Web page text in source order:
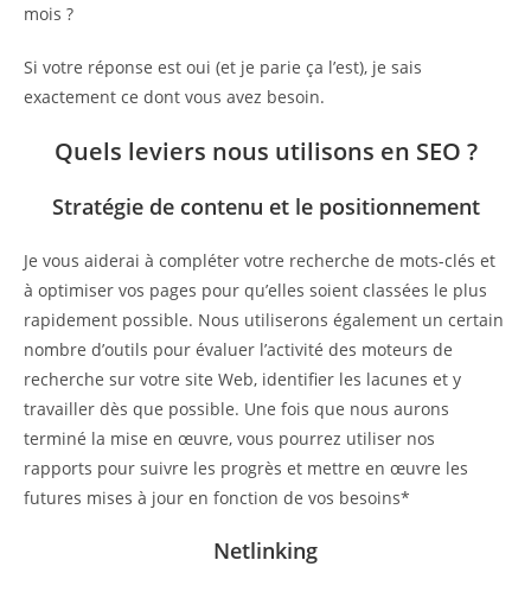
mois ?
Si votre réponse est oui (et je parie ça l’est), je sais
exactement ce dont vous avez besoin.
Quels leviers nous utilisons en SEO ?
Stratégie de contenu et le positionnement
Je vous aiderai à compléter votre recherche de mots-clés et
à optimiser vos pages pour qu’elles soient classées le plus
rapidement possible. Nous utiliserons également un certain
nombre d’outils pour évaluer l’activité des moteurs de
recherche sur votre site Web, identifier les lacunes et y
travailler dès que possible. Une fois que nous aurons
terminé la mise en œuvre, vous pourrez utiliser nos
rapports pour suivre les progrès et mettre en œuvre les
futures mises à jour en fonction de vos besoins*
Netlinking